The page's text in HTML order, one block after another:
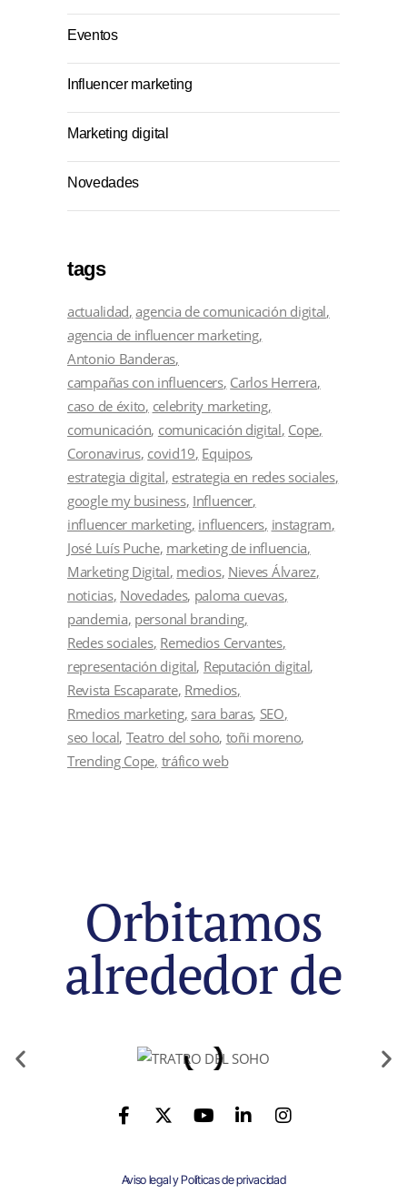
Eventos
Influencer marketing
Marketing digital
Novedades
tags
actualidad agencia de comunicación digital
agencia de influencer marketing
Antonio Banderas
campañas con influencers Carlos Herrera
caso de éxito celebrity marketing
comunicación comunicación digital Cope
Coronavirus covid19 Equipos
estrategia digital estrategia en redes sociales
google my business Influencer
influencer marketing influencers instagram
José Luís Puche marketing de influencia
Marketing Digital medios Nieves Álvarez
noticias Novedades paloma cuevas
pandemia personal branding
Redes sociales Remedios Cervantes
representación digital Reputación digital
Revista Escaparate Rmedios
Rmedios marketing sara baras SEO
seo local Teatro del soho toñi moreno
Trending Cope tráfico web
Orbitamos
alrededor de
Aviso legal y Políticas de privacidad